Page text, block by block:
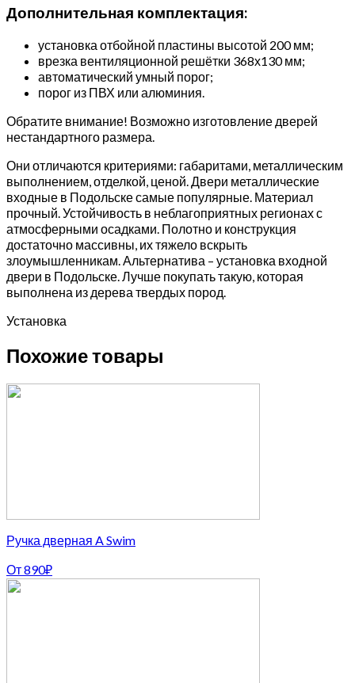
Дополнительная комплектация:
установка отбойной пластины высотой 200 мм;
врезка вентиляционной решётки 368х130 мм;
автоматический умный порог;
порог из ПВХ или алюминия.
Обратите внимание! Возможно изготовление дверей
нестандартного размера.
Они отличаются критериями: габаритами, металлическим
выполнением, отделкой, ценой. Двери металлические
входные в Подольске самые популярные. Материал
прочный. Устойчивость в неблагоприятных регионах с
атмосферными осадками. Полотно и конструкция
достаточно массивны, их тяжело вскрыть
злоумышленникам. Альтернатива – установка входной
двери в Подольске. Лучше покупать такую, которая
выполнена из дерева твердых пород.
Установка
Похожие товары
Ручка дверная A Swim
От890₽